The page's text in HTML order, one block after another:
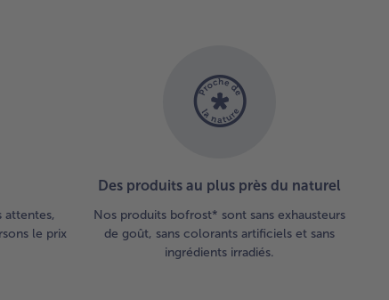
attentes,
le prix
Des produits au plus près du naturel
Nos produits bofrost* sont sans exhausteurs
de goût, sans colorants artificiels et sans
ingrédients irradiés.